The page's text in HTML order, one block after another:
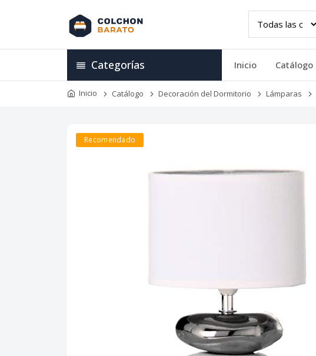
Categorías Inicio Catálogo
Inicio Catálogo Decoración del Dormitorio Lámparas
Recomendado